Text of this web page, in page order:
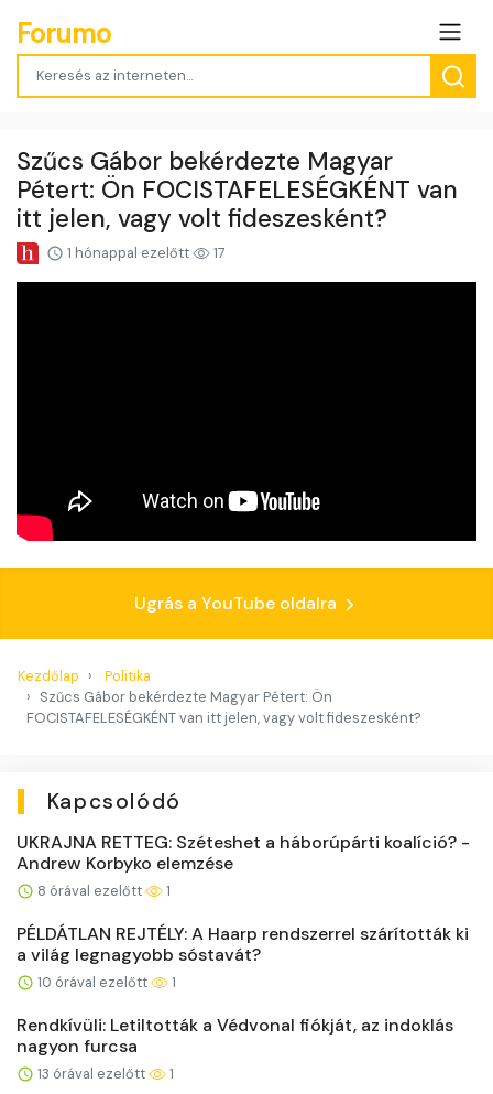
Forumo
Szűcs Gábor bekérdezte Magyar
Pétert: Ön FOCISTAFELESÉGKÉNT van
itt jelen, vagy volt fideszesként?
1 hónappal ezelőtt 17
Ugrás a YouTube oldalra
Kezdőlap
Politika
Szűcs Gábor bekérdezte Magyar Pétert: Ön
FOCISTAFELESÉGKÉNT van itt jelen, vagy volt fideszesként?
Kapcsolódó
UKRAJNA RETTEG: Széteshet a háborúpárti koalíció? -
Andrew Korbyko elemzése
8 órával ezelőtt 1
PÉLDÁTLAN REJTÉLY: A Haarp rendszerrel szárították ki
a világ legnagyobb sóstavát?
10 órával ezelőtt 1
Rendkívüli: Letiltották a Védvonal fiókját, az indoklás
nagyon furcsa
13 órával ezelőtt 1